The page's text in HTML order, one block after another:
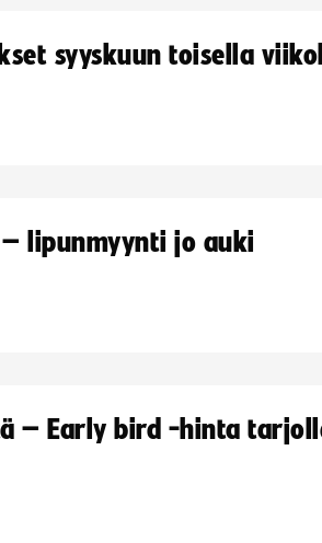
syyskuun toisella
– lipunmyynti jo auki
– Early bird -hinta